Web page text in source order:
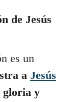
de Jesús
es un
a Jesús
gloria y